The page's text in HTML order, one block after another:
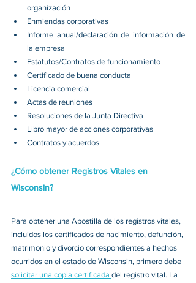
organización
Enmiendas corporativas
Informe anual/declaración de información de
la empresa
Estatutos/Contratos de funcionamiento
Certificado de buena conducta
Licencia comercial
Actas de reuniones
Resoluciones de la Junta Directiva
Libro mayor de acciones corporativas
Contratos y acuerdos
¿Cómo obtener Registros Vitales en
Wisconsin?
Para obtener una Apostilla de los registros vitales,
incluidos los certificados de nacimiento, defunción,
matrimonio y divorcio correspondientes a hechos
ocurridos en el estado de Wisconsin, primero debe
solicitar una copia certificada del registro vital. La